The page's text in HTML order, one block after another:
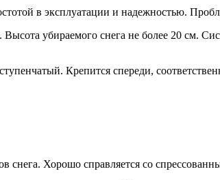
в эксплуатации и надежностью.
убираемого снега не более 20 см.
Крепится спереди,
снега. Хорошо справляется со